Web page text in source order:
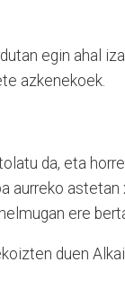
egin ahal
azkenekoek.
da, eta
aurreko
ere
duen